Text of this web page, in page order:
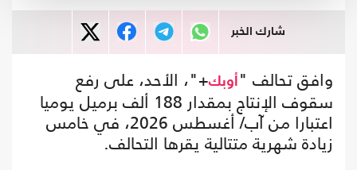
شارك الخبر
وافق تحالف " أوبك+"، الأحد، على رفع
سقوف الإنتاج بمقدار 188 ألف برميل يوميا
اعتبارا من آب/ أغسطس 2026، في خامس
زيادة شهرية متتالية يقرها التحالف.